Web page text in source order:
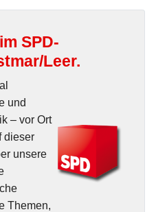
SPD-
Leer.
und
– vor Ort
dieser
unsere
Themen,